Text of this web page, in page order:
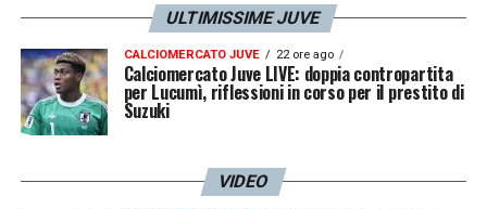
ULTIMISSIME JUVE
CALCIOMERCATO JUVE 22 ore ago
Calciomercato Juve LIVE: doppia contropartita
per Lucumì, riflessioni in corso per il prestito di
Suzuki
VIDEO